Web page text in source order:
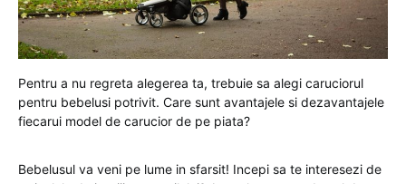
Pentru a nu regreta alegerea ta, trebuie sa alegi caruciorul
pentru bebelusi potrivit. Care sunt avantajele si dezavantajele
fiecarui model de carucior de pe piata?
Bebelusul va veni pe lume in sfarsit! Incepi sa te interesezi de